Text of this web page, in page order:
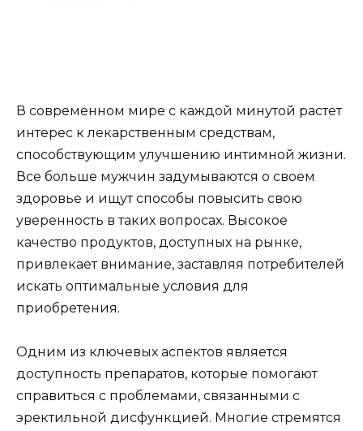
В современном мире с каждой минутой растет
интерес к лекарственным средствам,
способствующим улучшению интимной жизни.
Все больше мужчин задумываются о своем
здоровье и ищут способы повысить свою
уверенность в таких вопросах. Высокое
качество продуктов, доступных на рынке,
привлекает внимание, заставляя потребителей
искать оптимальные условия для
приобретения.
Одним из ключевых аспектов является
доступность препаратов, которые помогают
справиться с проблемами, связанными с
эректильной дисфункцией. Многие стремятся